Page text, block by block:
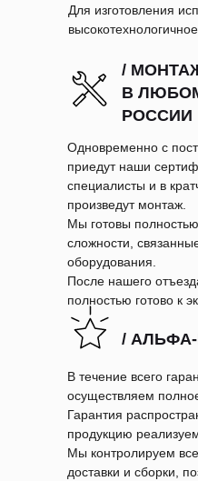
Для изготовления
Одновременно с
приедут наши
специалисты и в
произведут монтаж.
Мы готовы
сложности,
оборудования.
После нашего
полностью готово к
/
В
РОССИИ
В течение всего
осуществляем
Гарантия
продукцию
Мы контролируем
доставки и сборки,
/